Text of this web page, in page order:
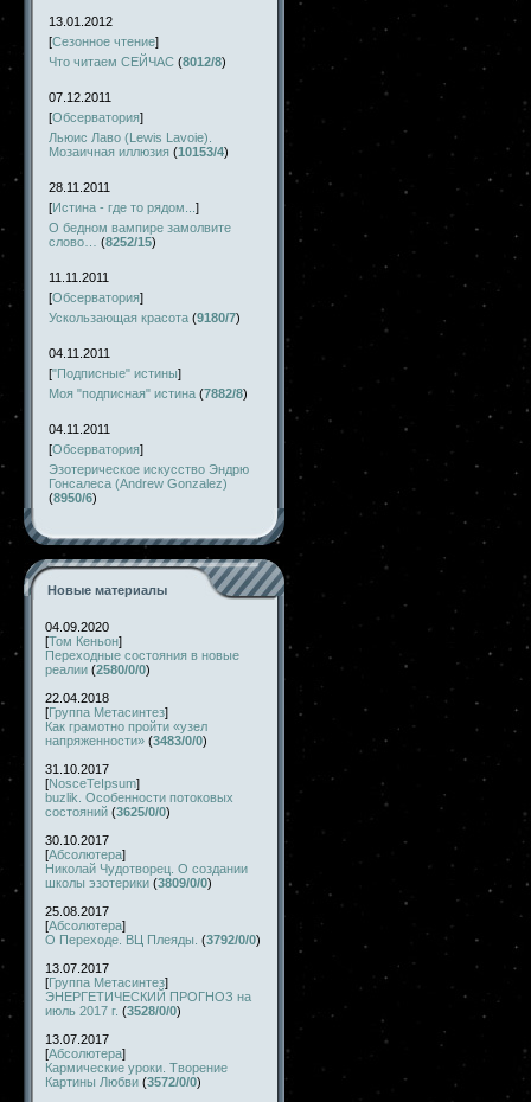
13.01.2012
[Сезонное чтение]
Что читаем СЕЙЧАС (8012/8)
07.12.2011
[Обсерватория]
Льюис Лаво (Lewis Lavoie).
Мозаичная иллюзия (10153/4)
28.11.2011
[Истина - где то рядом... ]
О бедном вампире замолвите
слово…
(8252/15)
11.11.2011
[Обсерватория]
Ускользающая красота (9180/7)
04.11.2011
["Подписные" истины]
Моя "подписная" истина (7882/8)
04.11.2011
[Обсерватория]
Эзотерическое искусство Эндрю
Гонсалеса (Andrew Gonzalez)
(8950/6)
Новые материалы
04.09.2020
[Том Кеньон]
Переходные состояния в новые
реалии (2580/0/0)
22.04.2018
[Группа Метасинтез]
Как грамотно пройти «узел
напряженности» (3483/0/0)
31.10.2017
[NosceTeIpsum]
buzlik. Особенности потоковых
состояний (3625/0/0)
30.10.2017
[Абсолютера]
Николай Чудотворец. О создании
школы эзотерики (3809/0/0)
25.08.2017
[Абсолютера]
О Переходе. ВЦ Плеяды. (3792/0/0)
13.07.2017
[Группа Метасинтез]
ЭНЕРГЕТИЧЕСКИЙ ПРОГНОЗ на
июль 2017 г. (3528/0/0)
13.07.2017
[Абсолютера]
Кармические уроки. Творение
Картины Любви (3572/0/0)